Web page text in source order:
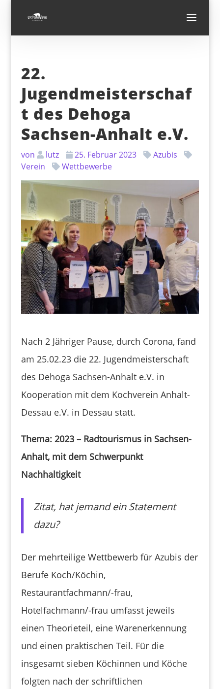
22.
Jugendmeisterschaf
t des Dehoga
Sachsen-Anhalt e.V.
von lutz 25. Februar 2023
Azubis
Verein
Wettbewerbe
​Nach 2 Jähriger Pause, durch Corona, fand
am 25.02.23 die 22. Jugendmeisterschaft
des Dehoga Sachsen-Anhalt e.V. in
Kooperation mit dem Kochverein Anhalt-
Dessau e.V. in Dessau statt.
Thema: 2023 – Radtourismus in Sachsen-
Anhalt, mit dem Schwerpunkt
Nachhaltigkeit
Zitat, hat jemand ein Statement
dazu?
Der mehrteilige Wettbewerb für Azubis der
Berufe Koch/Köchin,
Restaurantfachmann/-frau,
Hotelfachmann/-frau umfasst jeweils
einen Theorieteil, eine Warenerkennung
und einen praktischen Teil. Für die
insgesamt sieben Köchinnen und Köche
folgten nach der schriftlichen